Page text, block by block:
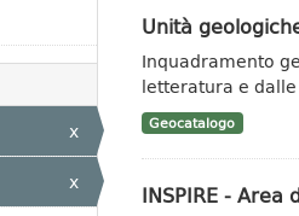
x
x
Unità
Inquadramento
letteratura e
Geocatalogo
INSPIRE -